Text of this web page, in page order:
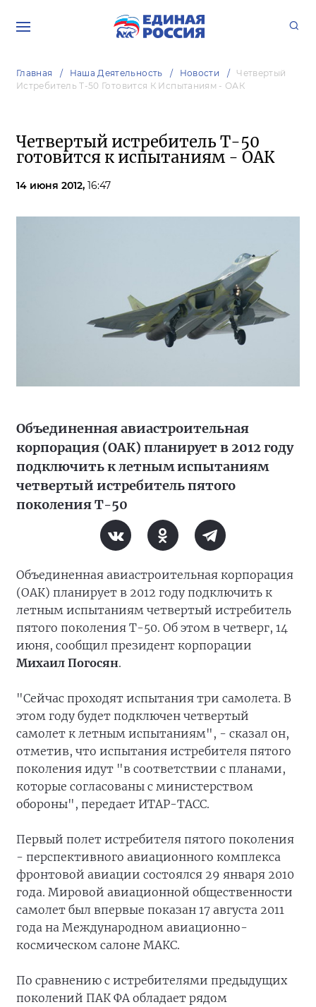
Главная Наша Деятельность Новости
Четвертый
Истребитель Т-50 Готовится К Испытаниям - ОАК
Четвертый истребитель Т-50
готовится к испытаниям - ОАК
14 июня 2012, 16:47
Объединенная авиастроительная
корпорация (ОАК) планирует в 2012 году
подключить к летным испытаниям
четвертый истребитель пятого
поколения Т-50
Объединенная авиастроительная корпорация
(ОАК) планирует в 2012 году подключить к
летным испытаниям четвертый истребитель
пятого поколения Т-50. Об этом в четверг, 14
июня, сообщил президент корпорации
Михаил Погосян.
"Сейчас проходят испытания три самолета. В
этом году будет подключен четвертый
самолет к летным испытаниям", - сказал он,
отметив, что испытания истребителя пятого
поколения идут "в соответствии с планами,
которые согласованы с министерством
обороны", передает ИТАР-ТАСС.
Первый полет истребителя пятого поколения
- перспективного авиационного комплекса
фронтовой авиации состоялся 29 января 2010
года. Мировой авиационной общественности
самолет был впервые показан 17 августа 2011
года на Международном авиационно-
космическом салоне МАКС.
По сравнению с истребителями предыдущих
поколений ПАК ФА обладает рядом